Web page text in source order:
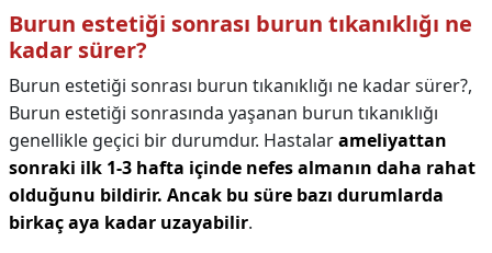
Burun estetiği sonrası burun tıkanıklığı ne
kadar sürer?
Burun estetiği sonrası burun tıkanıklığı ne kadar sürer?,
Burun estetiği sonrasında yaşanan burun tıkanıklığı
genellikle geçici bir durumdur. Hastalarameliyattan
sonraki ilk 1-3 hafta içinde nefes almanın daha rahat
olduğunu bildirir. Ancak bu süre bazı durumlarda
birkaç aya kadar uzayabilir.